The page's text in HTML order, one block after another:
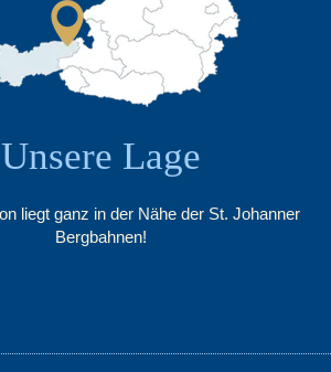
Unsere Lage
liegt ganz in der Nähe der St. Johanner
Bergbahnen!